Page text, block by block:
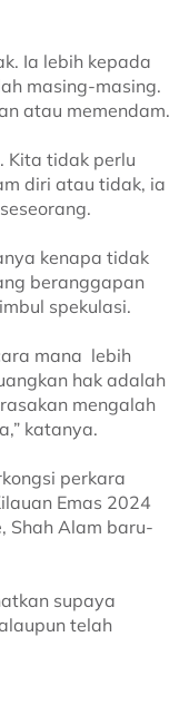
Ia lebih kepada
masing-masing.
atau memendam.
Kita tidak perlu
diri atau tidak, ia
kenapa tidak
beranggapan
spekulasi.
mana lebih
hak adalah
mengalah
katanya.
perkara
Emas 2024
Shah Alam baru-
supaya
telah